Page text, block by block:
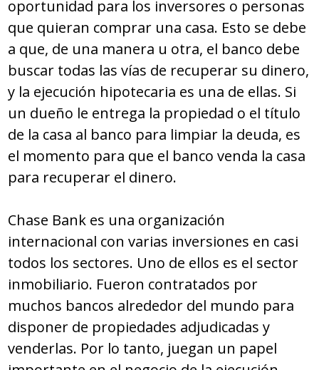
oportunidad para los inversores o personas
que quieran comprar una casa. Esto se debe
a que, de una manera u otra, el banco debe
buscar todas las vías de recuperar su dinero,
y la ejecución hipotecaria es una de ellas. Si
un dueño le entrega la propiedad o el título
de la casa al banco para limpiar la deuda, es
el momento para que el banco venda la casa
para recuperar el dinero.
Chase Bank es una organización
internacional con varias inversiones en casi
todos los sectores. Uno de ellos es el sector
inmobiliario. Fueron contratados por
muchos bancos alrededor del mundo para
disponer de propiedades adjudicadas y
venderlas. Por lo tanto, juegan un papel